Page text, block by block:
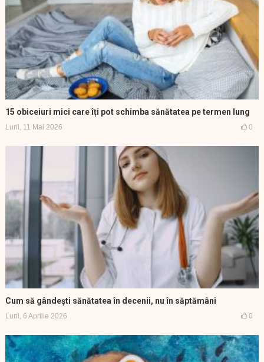
15 obiceiuri mici care îți pot schimba sănătatea pe termen lung
Luni, 11 Mai 2026 0
Cum să gândești sănătatea în decenii, nu în săptămâni
Luni, 6 Aprilie 2026 0